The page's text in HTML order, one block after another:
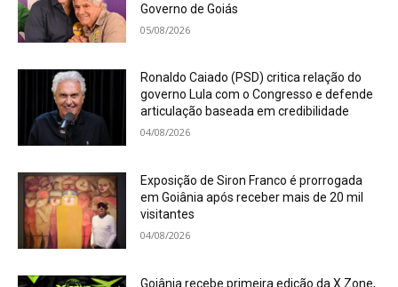
Governo de Goiás
05/08/2026
Ronaldo Caiado (PSD) critica relação do
governo Lula com o Congresso e defende
articulação baseada em credibilidade
04/08/2026
Exposição de Siron Franco é prorrogada
em Goiânia após receber mais de 20 mil
visitantes
04/08/2026
Goiânia recebe primeira edição da X Zone,